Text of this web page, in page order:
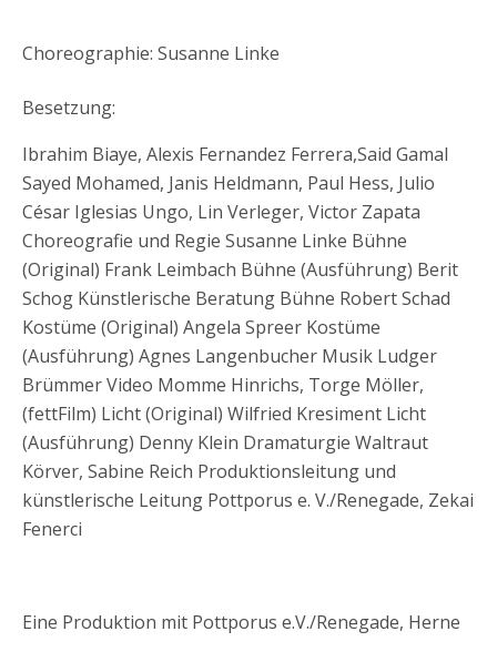
Choreographie: Susanne Linke
Besetzung:
Ibrahim Biaye, Alexis Fernandez Ferrera,Said Gamal
Sayed Mohamed, Janis Heldmann, Paul Hess, Julio
César Iglesias Ungo, Lin Verleger, Victor Zapata
Choreografie und Regie Susanne Linke Bühne
(Original) Frank Leimbach Bühne (Ausführung) Berit
Schog Künstlerische Beratung Bühne Robert Schad
Kostüme (Original) Angela Spreer Kostüme
(Ausführung) Agnes Langenbucher Musik Ludger
Brümmer Video Momme Hinrichs, Torge Möller,
(fettFilm) Licht (Original) Wilfried Kresiment Licht
(Ausführung) Denny Klein Dramaturgie Waltraut
Körver, Sabine Reich Produktionsleitung und
künstlerische Leitung Pottporus e. V./Renegade, Zekai
Fenerci
Eine Produktion mit Pottporus e.V./Renegade, Herne